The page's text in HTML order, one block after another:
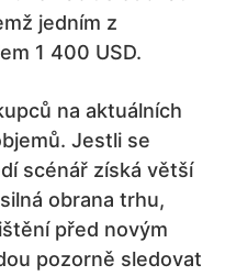
jedním z
1 400 USD.
na aktuálních
Jestli se
scénář získá větší
obrana trhu,
před novým
pozorně sledovat